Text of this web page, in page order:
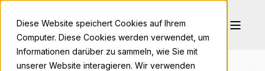
Diese Website speichert Cookies auf Ihrem
Computer. Diese Cookies werden verwendet, um
Informationen darüber zu sammeln, wie Sie mit
unserer Website interagieren. Wir verwenden